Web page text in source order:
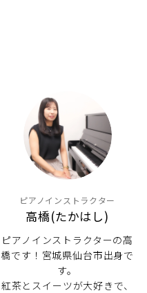
ピアノインストラクター
高橋(たかはし)
ピアノインストラクターの高
橋です！宮城県仙台市出身で
す。
紅茶とスイーツが大好きで、